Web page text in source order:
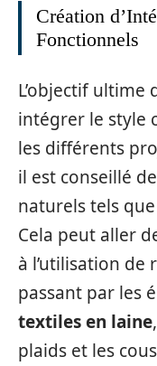
Création
Fonctionnels
L’objectif ultime
intégrer le style
les différents
il est conseillé
naturels tels
Cela peut aller
à l’utilisation de
passant par les
textiles en laine
plaids et les